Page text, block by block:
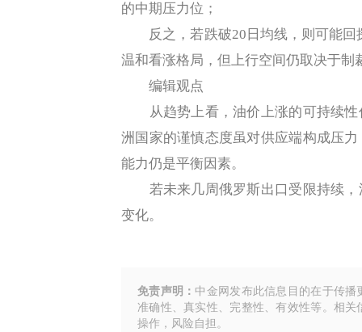
的中期压力位；
反之，若跌破20日均线，则可能回
温和看涨格局，但上行空间仍取决于
编辑观点
从趋势上看，油价上涨的可持续性
洲国家的谨慎态度虽对供应端构成压
能力仍是平衡因素。
若未来几周俄罗斯出口受限持续，
变化。
免责声明： 中金网发布此信息目的在于传
准确性、真实性、完整性、有效性等。相
操作，风险自担。